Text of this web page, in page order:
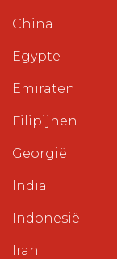
China
Egypte
Emiraten
Filipijnen
Georgië
India
Indonesië
Iran